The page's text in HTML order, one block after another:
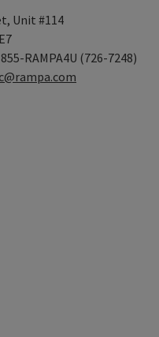
Unit #114
RAMPA4U (726-7248)